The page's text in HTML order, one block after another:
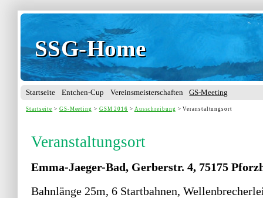
SSG-Home
SSG-Home
Startseite Entchen-Cup Vereinsmeisterschaften GS-Meeting
Startseite > GS-Meeting > GSM 2016 > Ausschreibung > Veranstaltungsort
Veranstaltungsort
Emma-Jaeger-Bad, Gerberstr. 4, 75175
Bahnlänge 25m, 6 Startbahnen,